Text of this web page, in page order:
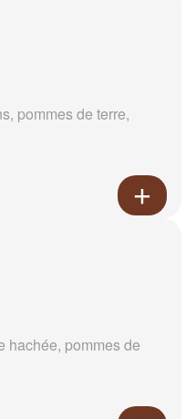
pommes de terre,
hachée, pommes de